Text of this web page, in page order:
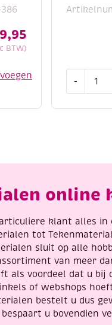
9,95
BTW)
-
online
klant alles in
tot
sluit op alle
van meer
als voordeel dat u bij
of webshops
bestelt u dus
u bovendien